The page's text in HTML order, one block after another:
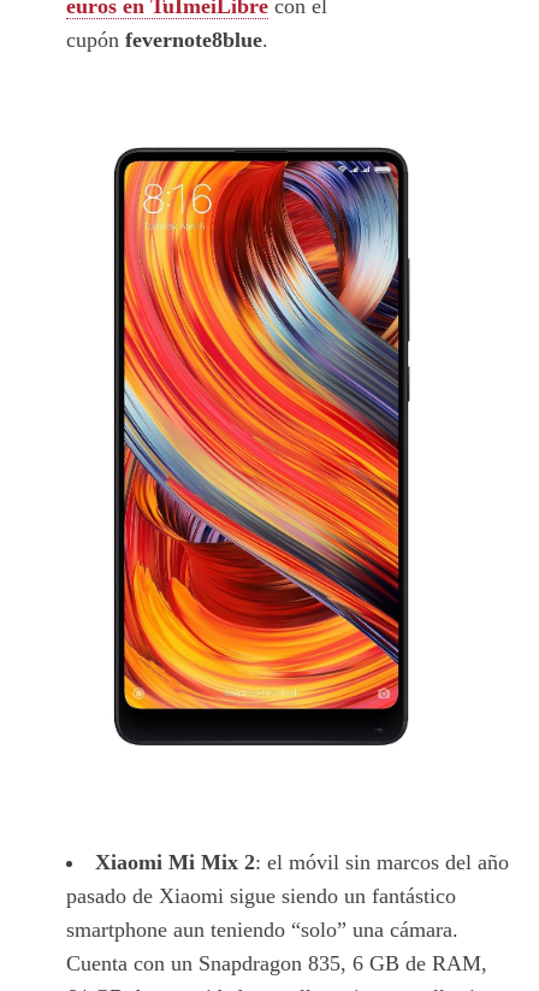
euros en TuImeiLibre con el
cupón fevernote8blue.
Xiaomi Mi Mix 2: el móvil sin marcos del año
pasado de Xiaomi sigue siendo un fantástico
smartphone aun teniendo “solo” una cámara.
Cuenta con un Snapdragon 835, 6 GB de RAM,